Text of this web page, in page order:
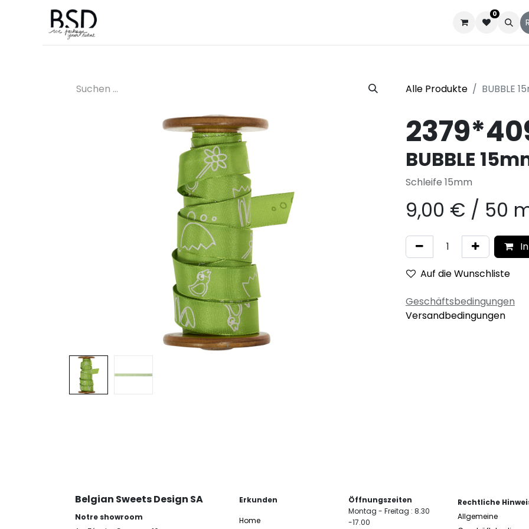
0
Alle Produkte BUBBLE
BUBBLE
Schleife 15mm
9,00 € / 50
Auf die Wunschliste
Geschäftsbedingungen
Versandbedingungen
Belgian Sweets Design SA
Notre showroom
Erkunden
Home
Öffnungszeiten
Montag - Freitag : 8.30
-17.00
Rechtliche
Allgemeine